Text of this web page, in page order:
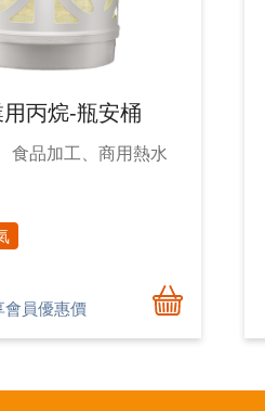
丙烷-瓶安桶
食品加工、商用熱水
會員優惠價